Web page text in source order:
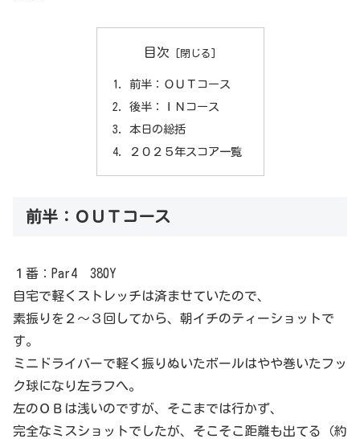
目次
前半：ＯＵＴコース
後半：ＩＮコース
本日の総括
２０２５年スコア一覧
前半：ＯＵＴコース
１番：Par4 380Y
自宅で軽くストレッチは済ませていたので、
素振りを２～３回してから、朝イチのティーショットで
す。
ミニドライバーで軽く振りぬいたボールはやや巻いたフッ
ク球になり左ラフへ。
左のＯＢは浅いのですが、そこまでは行かず、
完全なミスショットでしたが、そこそこ距離も出てる（約